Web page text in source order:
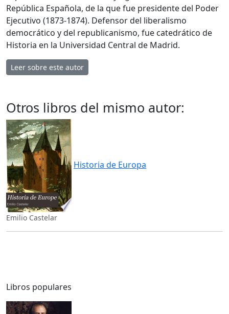
República Española, de la que fue presidente del Poder
Ejecutivo (1873-1874). Defensor del liberalismo
democrático y del republicanismo, fue catedrático de
Historia en la Universidad Central de Madrid.
Leer sobre este autor
Otros libros del mismo autor:
Historia de Europa
Emilio Castelar
Libros populares